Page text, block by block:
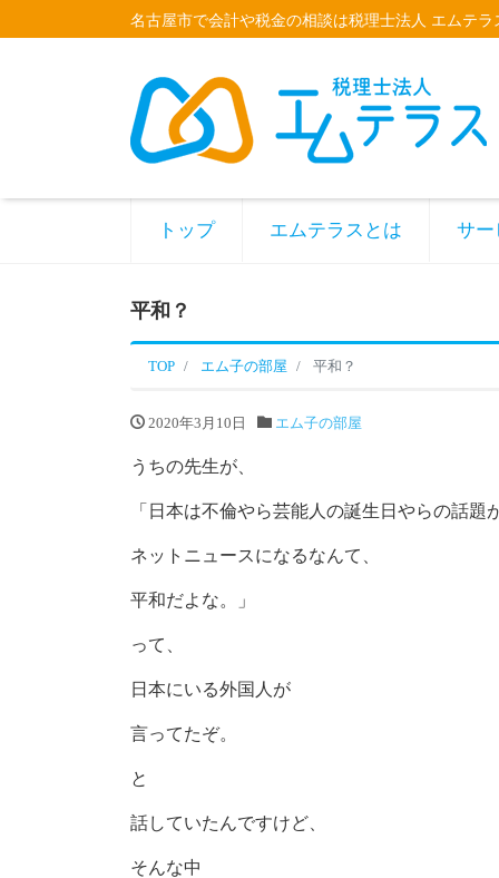
名古屋市で会計や税金の相談は税理士法人 エムテ
トップ エムテラスとは サー
平和？
TOP エム子の部屋 平和？
2020年3月10日 エム子の部屋
うちの先生が、
「日本は不倫やら芸能人の誕生日やらの話題
ネットニュースになるなんて、
平和だよな。」
って、
日本にいる外国人が
言ってたぞ。
と
話していたんですけど、
そんな中